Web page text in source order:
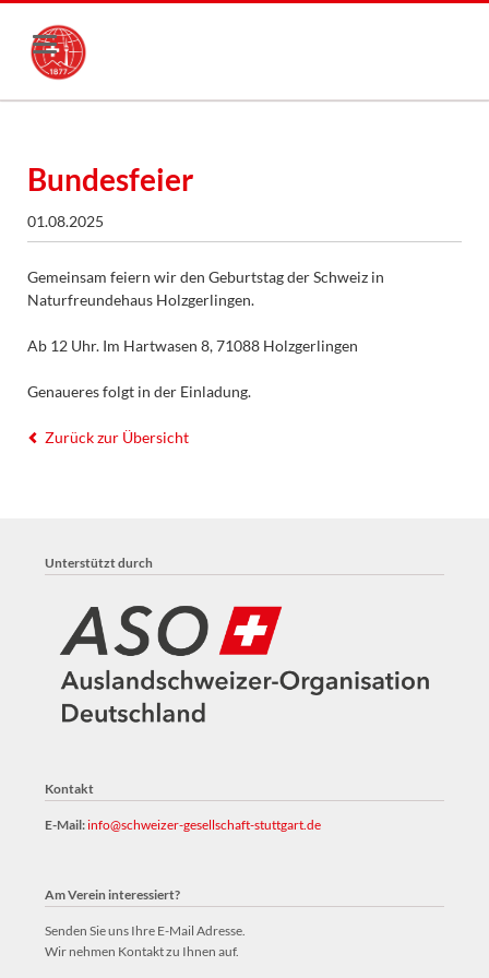
Bundesfeier
01.08.2025
Gemeinsam feiern wir den Geburtstag der Schweiz in
Naturfreundehaus Holzgerlingen.
Ab 12 Uhr. Im Hartwasen 8, 71088 Holzgerlingen
Genaueres folgt in der Einladung.
Zurück zur Übersicht
Unterstützt durch
Kontakt
E-Mail:info@schweizer-gesellschaft-stuttgart.de
Am Verein interessiert?
Senden Sie uns Ihre E-Mail Adresse.
Wir nehmen Kontakt zu Ihnen auf.